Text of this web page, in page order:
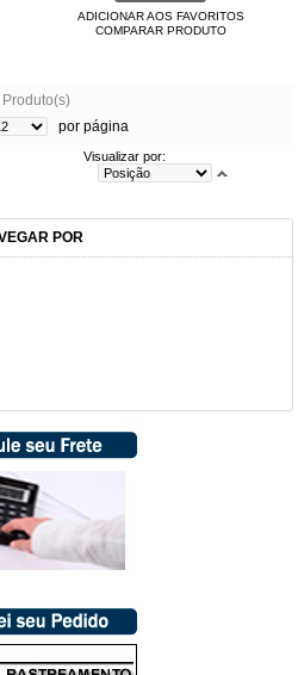
ADICIONAR AOS FAVORITOS
COMPARAR PRODUTO
Produto(s)
por página
Visualizar por:
POR